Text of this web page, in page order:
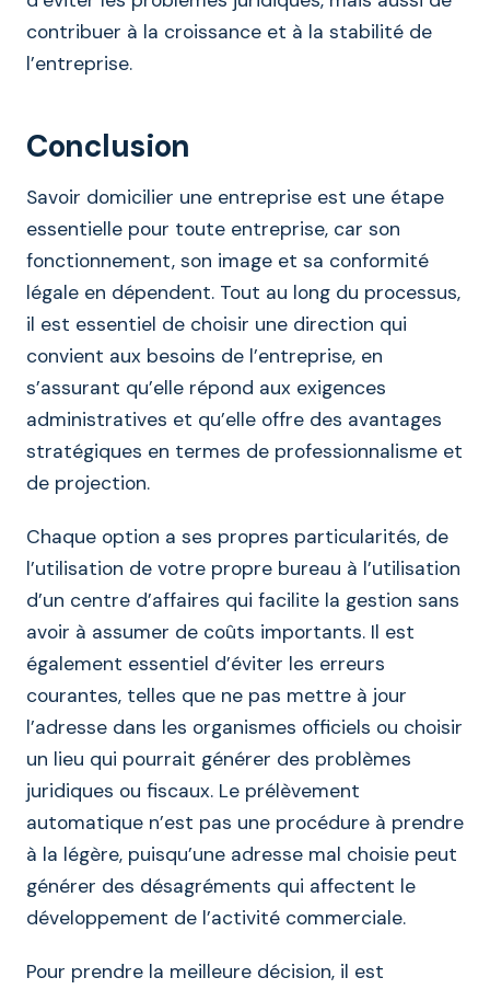
contribuer à la croissance et à la stabilité de
l’entreprise.
Conclusion
Savoir domicilier une entreprise est une étape
essentielle pour toute entreprise, car son
fonctionnement, son image et sa conformité
légale en dépendent. Tout au long du processus,
il est essentiel de choisir une direction qui
convient aux besoins de l’entreprise, en
s’assurant qu’elle répond aux exigences
administratives et qu’elle offre des avantages
stratégiques en termes de professionnalisme et
de projection.
Chaque option a ses propres particularités, de
l’utilisation de votre propre bureau à l’utilisation
d’un centre d’affaires qui facilite la gestion sans
avoir à assumer de coûts importants. Il est
également essentiel d’éviter les erreurs
courantes, telles que ne pas mettre à jour
l’adresse dans les organismes officiels ou choisir
un lieu qui pourrait générer des problèmes
juridiques ou fiscaux. Le prélèvement
automatique n’est pas une procédure à prendre
à la légère, puisqu’une adresse mal choisie peut
générer des désagréments qui affectent le
développement de l’activité commerciale.
Pour prendre la meilleure décision, il est